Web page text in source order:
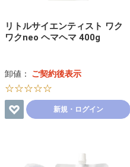
リトルサイエンティスト ワク
ワクneo ヘマヘマ 400g
卸値： ご契約後表示
☆☆☆☆☆
新規・ログイン